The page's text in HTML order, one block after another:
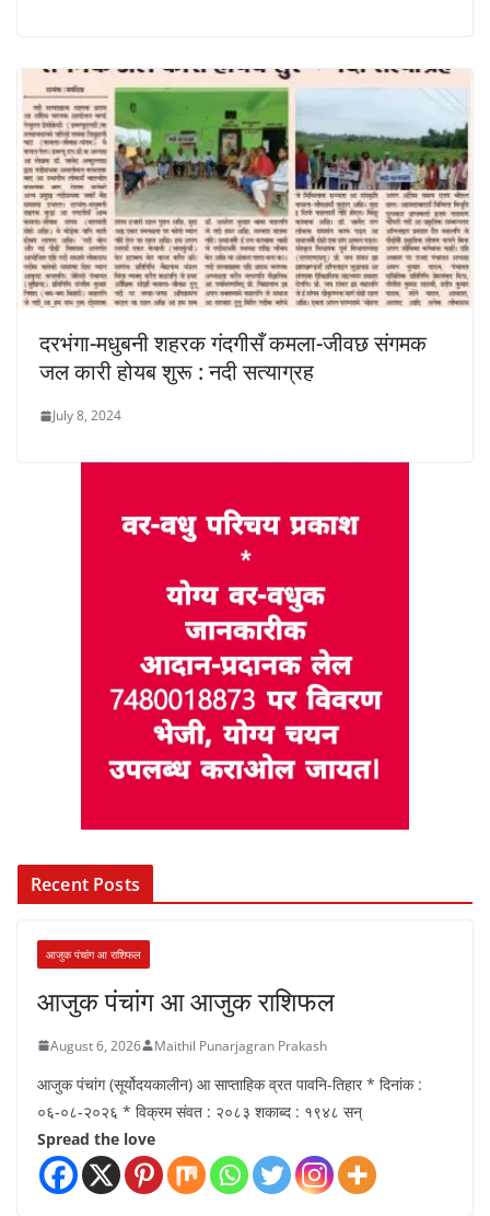
दरभंगा-मधुबनी शहरक गंदगीसँ कमला-जीवछ संगमक
जल कारी होयब शुरू : नदी सत्याग्रह
July 8, 2024
Recent Posts
आजुक पंचांग आ राशिफल
आजुक पंचांग आ आजुक राशिफल
August 6, 2026 Maithil Punarjagran Prakash
आजुक पंचांग (सूर्योदयकालीन) आ साप्ताहिक व्रत पावनि-तिहार * दिनांक :
०६-०८-२०२६ * विक्रम संवत : २०८३ शकाब्द : १९४८ सन्
Spread the love